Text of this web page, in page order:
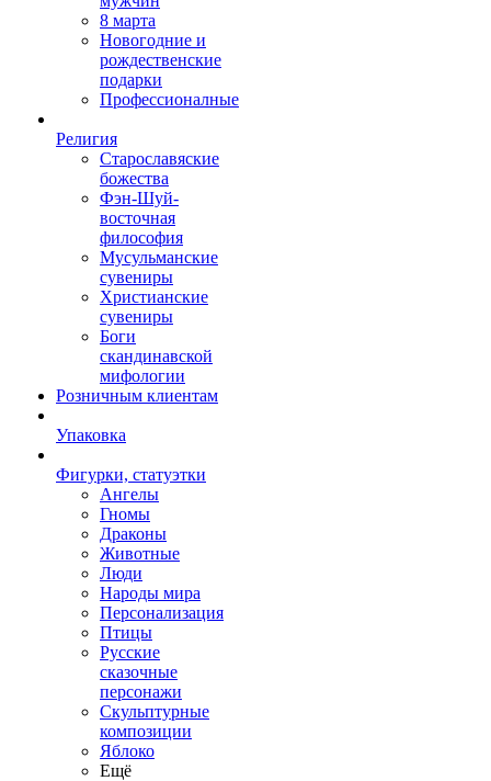
8 марта
Новогодние и
рождественские
подарки
Профессионалные
Религия
Старославяские
божества
Фэн-Шуй-
восточная
философия
Мусульманские
сувениры
Христианские
сувениры
Боги
скандинавской
мифологии
Розничным клиентам
Упаковка
Фигурки, статуэтки
Ангелы
Гномы
Драконы
Животные
Люди
Народы мира
Персонализация
Птицы
Русские
сказочные
персонажи
Скульптурные
композиции
Яблоко
Ещё